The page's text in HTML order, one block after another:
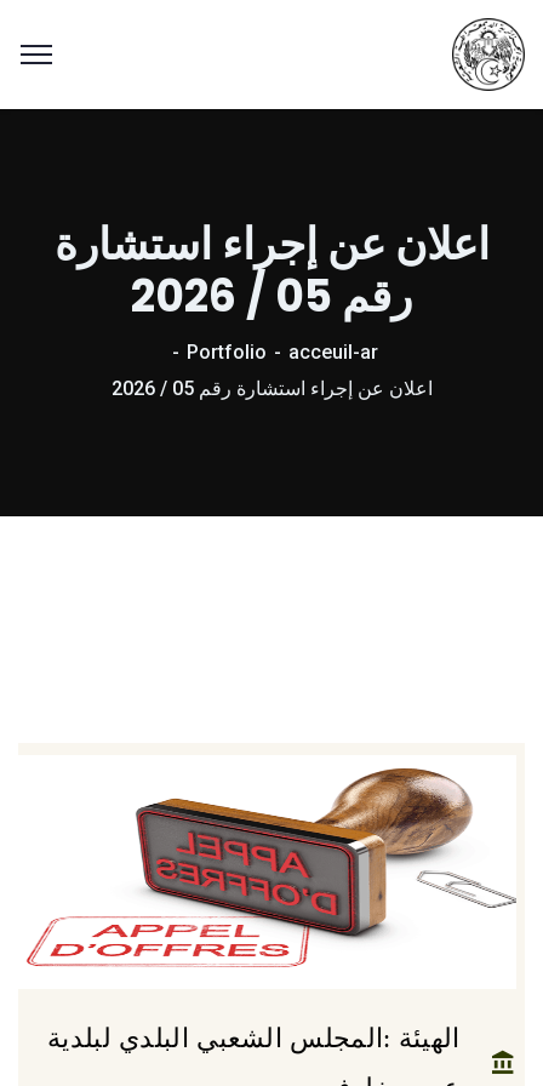
اعلان عن إجراء استشارة
رقم 05 / 2026
acceuil-ar
Portfolio
اعلان عن إجراء استشارة رقم 05 / 2026
الهيئة :المجلس الشعبي البلدي لبلدية